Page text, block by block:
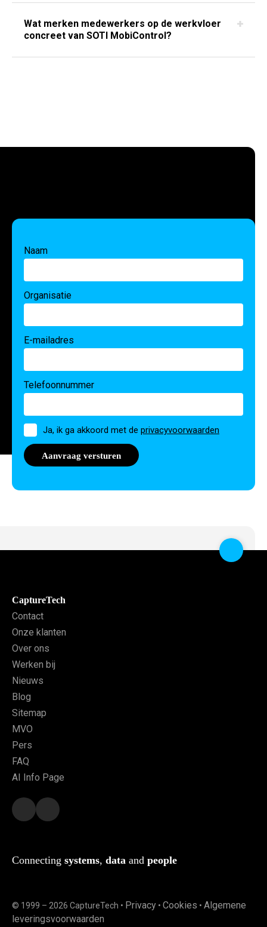
Wat merken medewerkers op de werkvloer
concreet van SOTI MobiControl?
Naam
Organisatie
E-mailadres
Telefoonnummer
Toestemming
Ja, ik ga akkoord met de privacyvoorwaarden
CaptureTech
Contact
Onze klanten
Over ons
Werken bij
Nieuws
Blog
Sitemap
MVO
Pers
FAQ
AI Info Page
© 1999 – 2026 CaptureTech • Privacy • Cookies • Algemene
leveringsvoorwaarden
Connecting systems, data and people